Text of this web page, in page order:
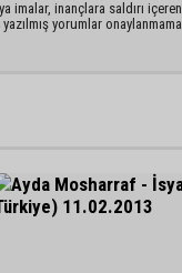
inançlara saldırı
yorumlar